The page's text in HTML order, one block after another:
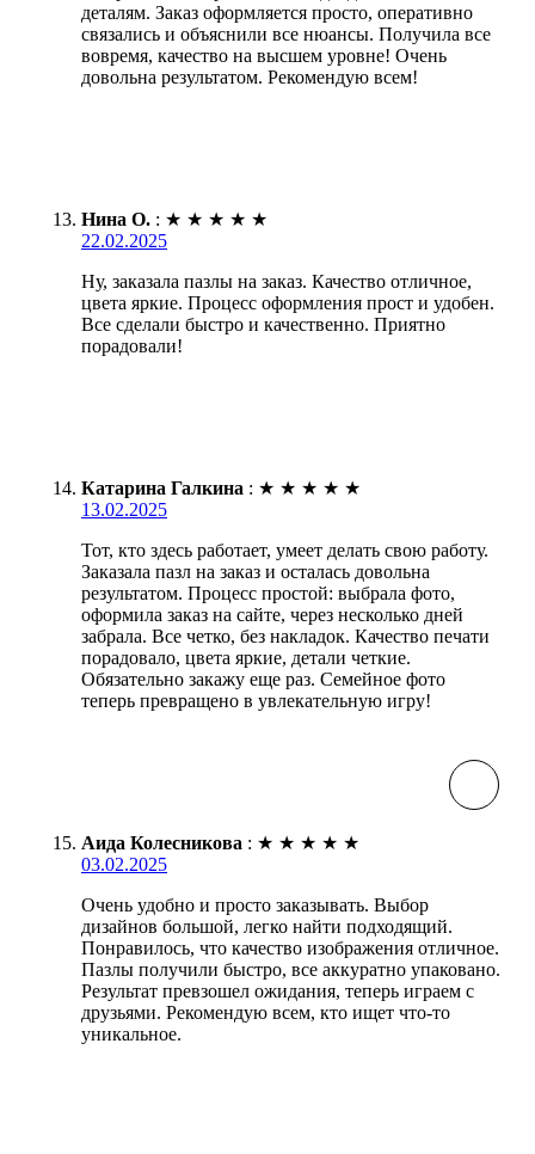
деталям. Заказ оформляется просто, оперативно
связались и объяснили все нюансы. Получила все
вовремя, качество на высшем уровне! Очень
довольна результатом. Рекомендую всем!
Нина О. : ★ ★ ★ ★ ★
22.02.2025
Ну, заказала пазлы на заказ. Качество отличное,
цвета яркие. Процесс оформления прост и удобен.
Все сделали быстро и качественно. Приятно
порадовали!
Катарина Галкина : ★ ★ ★ ★ ★
13.02.2025
Тот, кто здесь работает, умеет делать свою работу.
Заказала пазл на заказ и осталась довольна
результатом. Процесс простой: выбрала фото,
оформила заказ на сайте, через несколько дней
забрала. Все четко, без накладок. Качество печати
порадовало, цвета яркие, детали четкие.
Обязательно закажу еще раз. Семейное фото
теперь превращено в увлекательную игру!
Аида Колесникова : ★ ★ ★ ★ ★
03.02.2025
Очень удобно и просто заказывать. Выбор
дизайнов большой, легко найти подходящий.
Понравилось, что качество изображения отличное.
Пазлы получили быстро, все аккуратно упаковано.
Результат превзошел ожидания, теперь играем с
друзьями. Рекомендую всем, кто ищет что-то
уникальное.